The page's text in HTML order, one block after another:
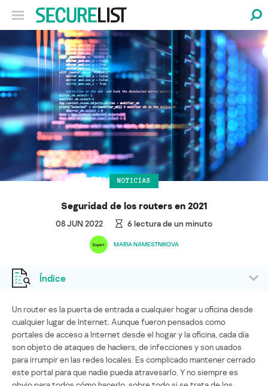
NOTICIAS
Seguridad de los routers en 2021
08 JUN 2022 6 lectura de un minuto
MARIA NAMESTNIKOVA
Índice
Un router es la puerta de entrada a cualquier hogar u oficina desde
cualquier lugar de Internet. Aunque fueron pensados como
portales de acceso a Internet desde el hogar y la oficina, cada día
son objeto de ataques de hackers, de infecciones y son usados
para irrumpir en las redes locales. Es complicado mantener cerrado
este portal para que nadie pueda atravesarlo. Y no siempre es